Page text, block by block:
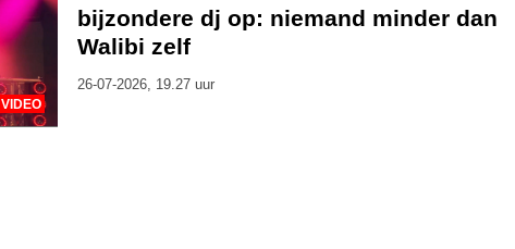
VIDEO
bijzondere dj op: niemand minder dan
Walibi zelf
26-07-2026, 19.27 uur